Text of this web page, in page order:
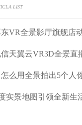
LIST
么用全景拍出5个人
实景地图引领全新生